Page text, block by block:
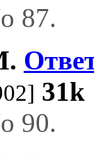
87.
31k
90.